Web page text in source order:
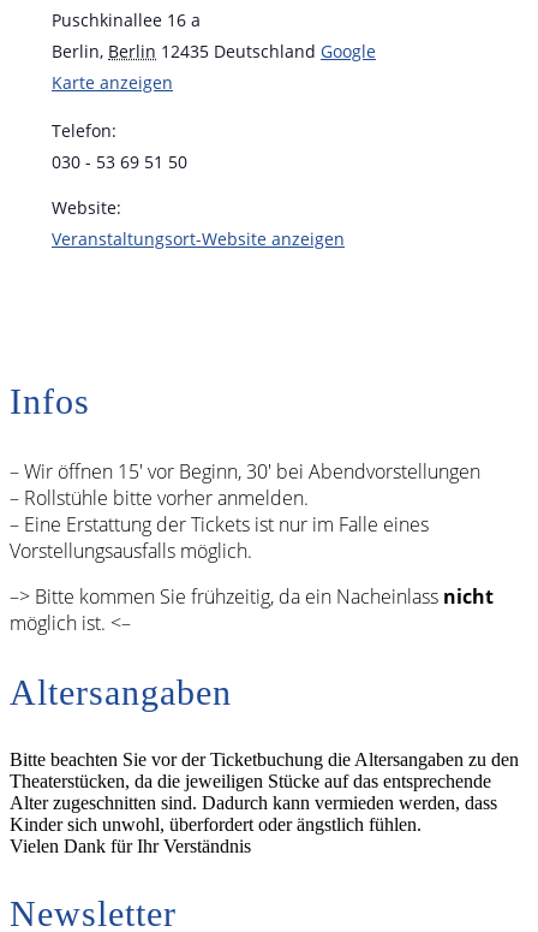
Puschkinallee 16 a
Berlin, Berlin 12435 Deutschland Google
Karte anzeigen
Telefon:
030 - 53 69 51 50
Website:
Veranstaltungsort-Website anzeigen
Infos
– Wir öffnen 15′ vor Beginn, 30′ bei Abendvorstellungen
– Rollstühle bitte vorher anmelden.
– Eine Erstattung der Tickets ist nur im Falle eines
Vorstellungsausfalls möglich.
–> Bitte kommen Sie frühzeitig, da ein Nacheinlass nicht
möglich ist. <–
Altersangaben
Bitte beachten Sie vor der Ticketbuchung die Altersangaben zu den
Theaterstücken, da die jeweiligen Stücke auf das entsprechende
Alter zugeschnitten sind. Dadurch kann vermieden werden, dass
Kinder sich unwohl, überfordert oder ängstlich fühlen.
Vielen Dank für Ihr Verständnis
Newsletter